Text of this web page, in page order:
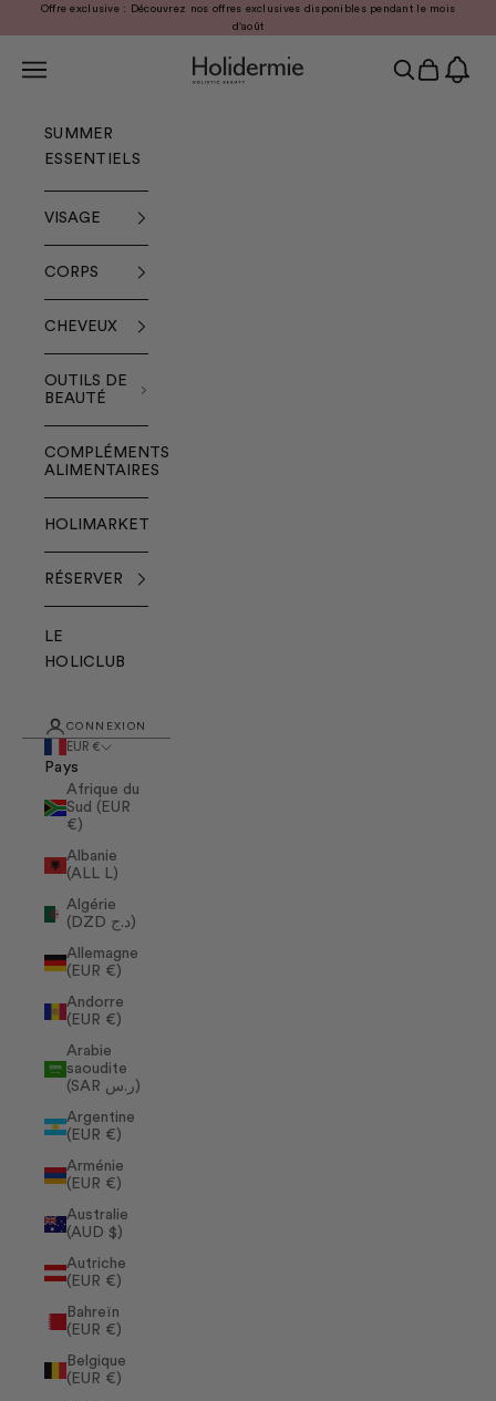
Passer au contenu
Précédent
Offre exclusive : Découvrez nos offres exclusives disponibles pendant le mois
d'août
Holidermie
Menu Recherche
Panier
SUMMER
ESSENTIELS
VISAGE
CORPS
CHEVEUX
OUTILS DE
BEAUTÉ
COMPLÉMENTS
ALIMENTAIRES
HOLIMARKET
RÉSERVER
LE
HOLICLUB
CONNEXION
EUR €
Pays
Afrique du
Sud (EUR
€)
Albanie
(ALL L)
Algérie
(DZD د.ج)
Allemagne
(EUR €)
Andorre
(EUR €)
Arabie
saoudite
(SAR ر.س)
Argentine
(EUR €)
Arménie
(EUR €)
Australie
(AUD $)
Autriche
(EUR €)
Bahreïn
(EUR €)
Belgique
(EUR €)